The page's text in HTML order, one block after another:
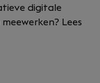
digitale
Lees